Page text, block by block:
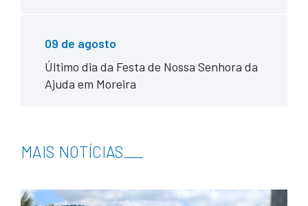
09 de agosto
Último dia da Festa de Nossa Senhora da
Ajuda em Moreira
MAIS NOTÍCIAS